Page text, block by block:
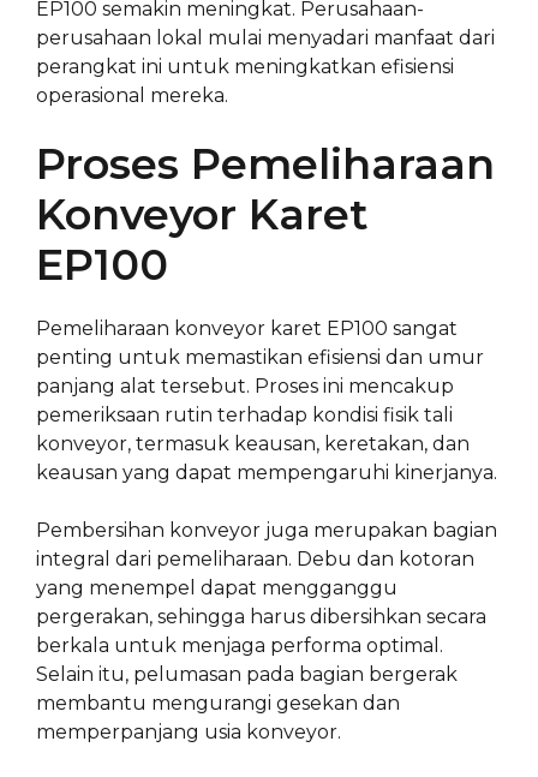
EP100 semakin meningkat. Perusahaan-
perusahaan lokal mulai menyadari manfaat dari
perangkat ini untuk meningkatkan efisiensi
operasional mereka.
Proses Pemeliharaan
Konveyor Karet
EP100
Pemeliharaan konveyor karet EP100 sangat
penting untuk memastikan efisiensi dan umur
panjang alat tersebut. Proses ini mencakup
pemeriksaan rutin terhadap kondisi fisik tali
konveyor, termasuk keausan, keretakan, dan
keausan yang dapat mempengaruhi kinerjanya.
Pembersihan konveyor juga merupakan bagian
integral dari pemeliharaan. Debu dan kotoran
yang menempel dapat mengganggu
pergerakan, sehingga harus dibersihkan secara
berkala untuk menjaga performa optimal.
Selain itu, pelumasan pada bagian bergerak
membantu mengurangi gesekan dan
memperpanjang usia konveyor.